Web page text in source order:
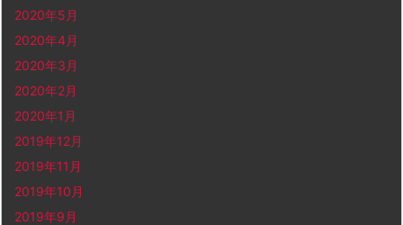
2020年5月
2020年4月
2020年3月
2020年2月
2020年1月
2019年12月
2019年11月
2019年10月
2019年9月